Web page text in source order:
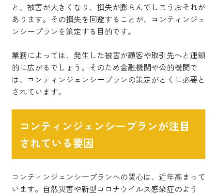
と、被害が大きくなり、損失が膨らんでしまうおそれが
あります。その損失を回避することが、コンティンジェ
ンシープランを策定する目的です。
業務によっては、発生した被害が顧客や取引先へと連鎖
的に広がるでしょう。そのため金融機関や公的機関で
は、コンティンジェンシープランの策定がとくに必要と
されています。
コンティンジェンシープランが注目
されている要因
コンティンジェンシープランへの関心は、近年高まって
います。自然災害や新型コロナウイルス感染症のよう